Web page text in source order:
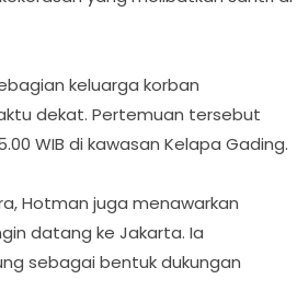
keluarga korban
dekat. Pertemuan tersebut
WIB di kawasan Kelapa Gading.
Hotman juga menawarkan
datang ke Jakarta. Ia
sebagai bentuk dukungan